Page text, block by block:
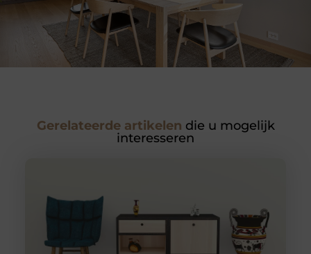
Gerelateerde artikelen die u mogelijk
interesseren